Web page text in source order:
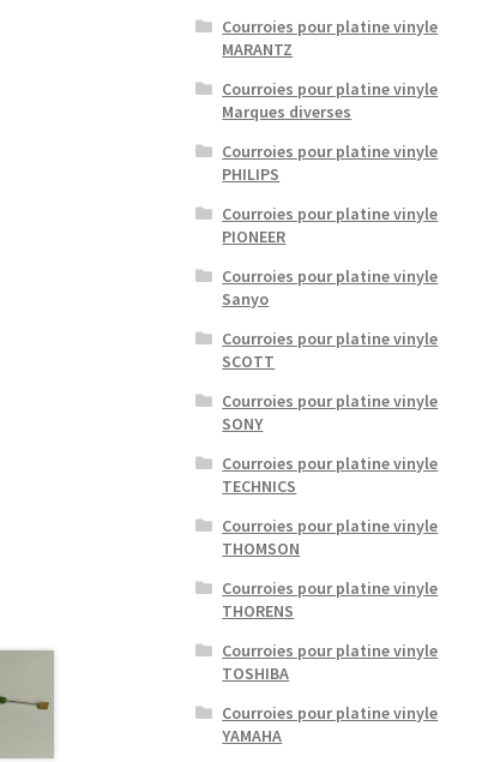
Courroies pour platine vinyle
MARANTZ
Courroies pour platine vinyle
Marques diverses
Courroies pour platine vinyle
PHILIPS
Courroies pour platine vinyle
PIONEER
Courroies pour platine vinyle
Sanyo
Courroies pour platine vinyle
SCOTT
Courroies pour platine vinyle
SONY
Courroies pour platine vinyle
TECHNICS
Courroies pour platine vinyle
THOMSON
Courroies pour platine vinyle
THORENS
Courroies pour platine vinyle
TOSHIBA
Courroies pour platine vinyle
YAMAHA